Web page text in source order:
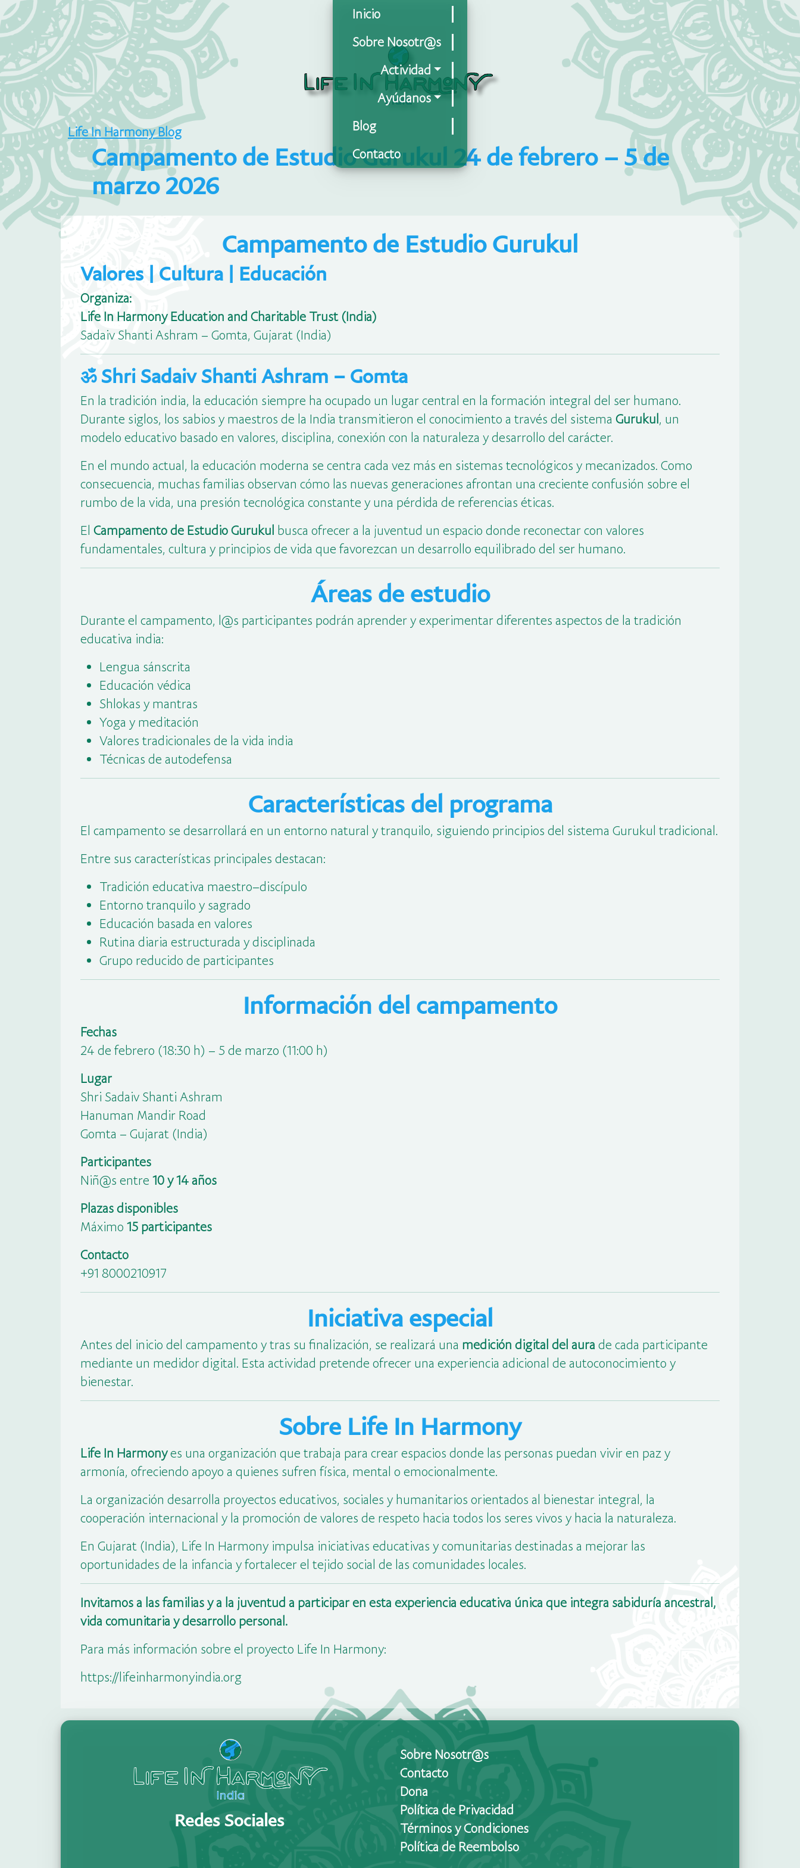
Inicio
Sobre Nosotr@s
Actividad
Ayúdanos
Blog
Contacto
Life In Harmony Blog
Campamento de Estudio Gurukul 24 de febrero – 5 de
marzo 2026
Campamento de Estudio Gurukul
Valores | Cultura | Educación
Organiza:
Life In Harmony Education and Charitable Trust (India)
Sadaiv Shanti Ashram – Gomta, Gujarat (India)
ॐ Shri Sadaiv Shanti Ashram – Gomta
En la tradición india, la educación siempre ha ocupado un lugar central en la formación integral del ser humano.
Durante siglos, los sabios y maestros de la India transmitieron el conocimiento a través del sistema Gurukul, un
modelo educativo basado en valores, disciplina, conexión con la naturaleza y desarrollo del carácter.
En el mundo actual, la educación moderna se centra cada vez más en sistemas tecnológicos y mecanizados. Como
consecuencia, muchas familias observan cómo las nuevas generaciones afrontan una creciente confusión sobre el
rumbo de la vida, una presión tecnológica constante y una pérdida de referencias éticas.
El Campamento de Estudio Gurukul busca ofrecer a la juventud un espacio donde reconectar con valores
fundamentales, cultura y principios de vida que favorezcan un desarrollo equilibrado del ser humano.
Áreas de estudio
Durante el campamento, l@s participantes podrán aprender y experimentar diferentes aspectos de la tradición
educativa india:
Lengua sánscrita
Educación védica
Shlokas y mantras
Yoga y meditación
Valores tradicionales de la vida india
Técnicas de autodefensa
Características del programa
El campamento se desarrollará en un entorno natural y tranquilo, siguiendo principios del sistema Gurukul tradicional.
Entre sus características principales destacan:
Tradición educativa maestro–discípulo
Entorno tranquilo y sagrado
Educación basada en valores
Rutina diaria estructurada y disciplinada
Grupo reducido de participantes
Información del campamento
Fechas
24 de febrero (18:30 h) – 5 de marzo (11:00 h)
Lugar
Shri Sadaiv Shanti Ashram
Hanuman Mandir Road
Gomta – Gujarat (India)
Participantes
Niñ@s entre 10 y 14 años
Plazas disponibles
Máximo 15 participantes
Contacto
+91 8000210917
Iniciativa especial
Antes del inicio del campamento y tras su finalización, se realizará una medición digital del aura de cada participante
mediante un medidor digital. Esta actividad pretende ofrecer una experiencia adicional de autoconocimiento y
bienestar.
Sobre Life In Harmony
Life In Harmonyes una organización que trabaja para crear espacios donde las personas puedan vivir en paz y
armonía, ofreciendo apoyo a quienes sufren física, mental o emocionalmente.
La organización desarrolla proyectos educativos, sociales y humanitarios orientados al bienestar integral, la
cooperación internacional y la promoción de valores de respeto hacia todos los seres vivos y hacia la naturaleza.
En Gujarat (India), Life In Harmony impulsa iniciativas educativas y comunitarias destinadas a mejorar las
oportunidades de la infancia y fortalecer el tejido social de las comunidades locales.
Invitamos a las familias y a la juventud a participar en esta experiencia educativa única que integra sabiduría ancestral,
vida comunitaria y desarrollo personal.
Para más información sobre el proyecto Life In Harmony:
https://lifeinharmonyindia.org
Redes Sociales
Sobre Nosotr@s
Contacto
Dona
Política de Privacidad
Términos y Condiciones
Política de Reembolso